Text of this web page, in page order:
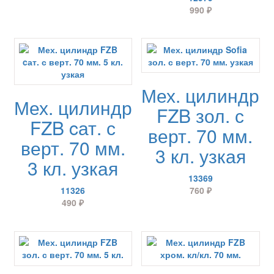
990 ₽
Мех. цилиндр
FZB cат. с
верт. 70 мм.
3 кл. узкая
11326
490₽
Мех. цилиндр
FZB зол. с
верт. 70 мм.
3 кл. узкая
13369
760 ₽